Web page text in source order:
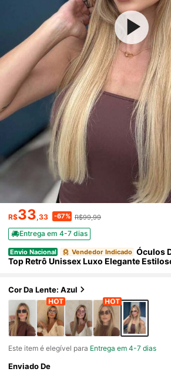
R$33,33 -67% R$99,99
Entrega em 4-7 dias
Envio Nacional Vendedor Indicado Óculos
Top Retrô Unissex Luxo Elegante
Cor Da Lente: Azul
Este item é elegível para Entrega em 4-7 dias
Enviado De